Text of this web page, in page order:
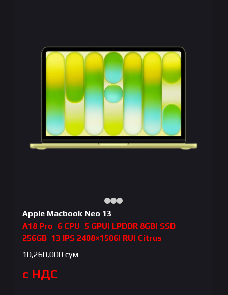
Apple Macbook Neo 13
A18 Pro| 6 CPU| 5 GPU| LPDDR 8GB| SSD
256GB| 13 IPS 2408×1506| RU| Citrus
10,260,000 сум
с НДС